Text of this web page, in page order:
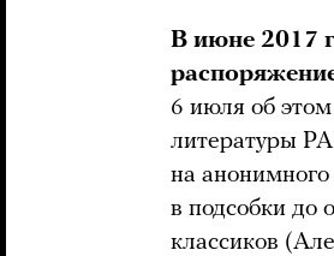
В июне 2017
6 июля об этом
литературы
на анонимного
в подсобки до
классиков